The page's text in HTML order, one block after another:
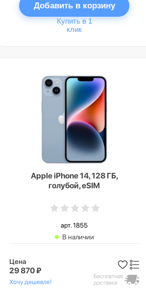
Добавить в корзину
Купить в 1
клик
Apple iPhone 14, 128 ГБ,
голубой, eSIM
арт. 1855
В наличии
Цена
29 870 ₽
Хочу дешевле!
Бесплатная
доставка